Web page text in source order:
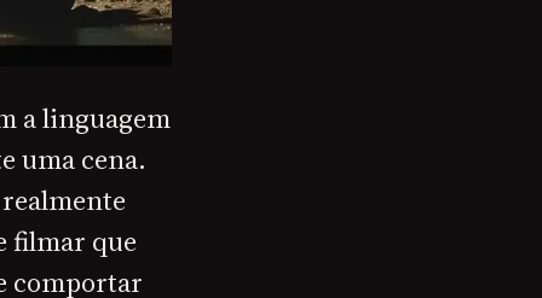
a linguagem
uma cena.
filmar que
comportar